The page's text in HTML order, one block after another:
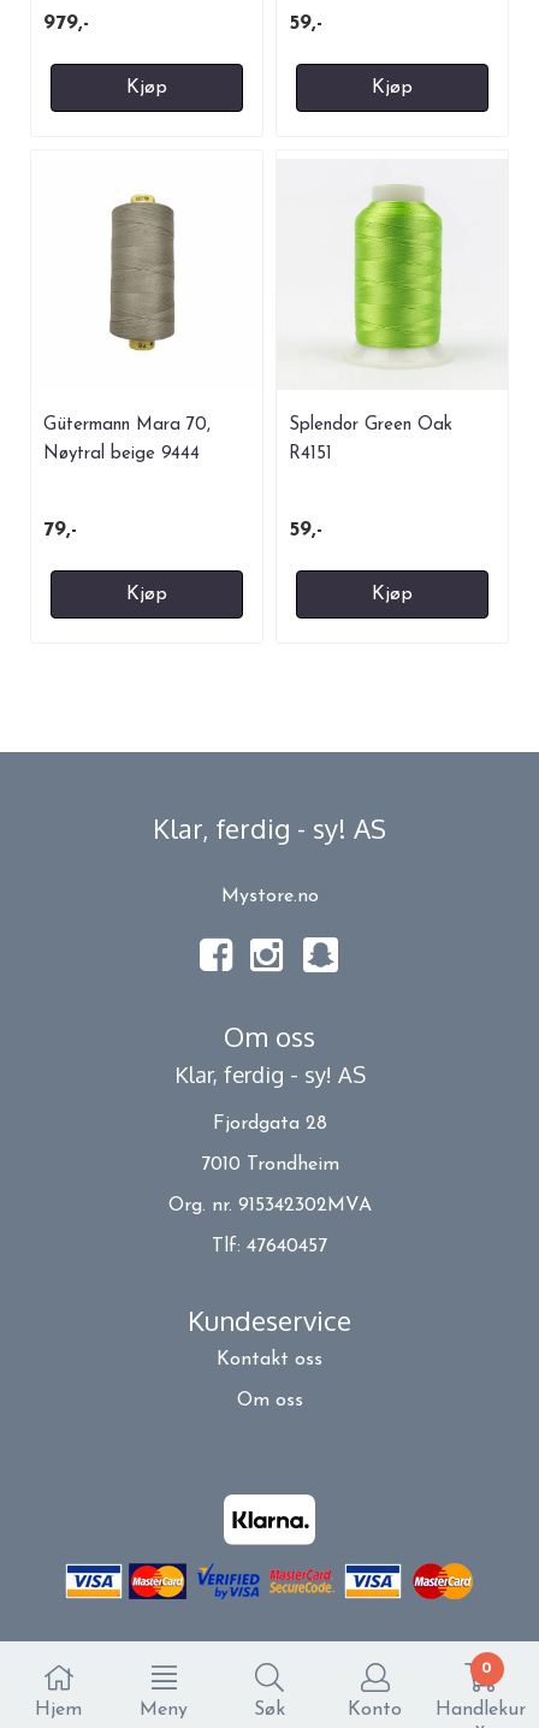
Hjem Meny Søk Konto
0
Handlekur
979,-
Kjøp
59,-
Kjøp
Gütermann Mara 70,
Nøytral beige 9444
79,-
Kjøp
Splendor Green Oak
R4151
59,-
Kjøp
Klar, ferdig - sy! AS
Mystore.no
Om oss
Klar, ferdig - sy! AS
Fjordgata 28
7010 Trondheim
Org. nr. 915342302MVA
Tlf: 47640457
Kundeservice
Kontakt oss
Om oss